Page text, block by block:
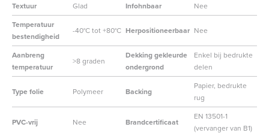
Textuur
Glad Infohnbaar
Nee
Temperatuur
bestendigheid
-40°C tot +80°C Herpositioneerbaar Nee
Aanbreng
temperatuur
>8 graden
Dekking gekleurde
ondergrond
Enkel bij bedrukte
delen
Type folie Polymeer Backing
Papier, bedrukte
rug
PVC-vrij Nee Brandcertificaat
EN 13501-1
(vervanger van B1)